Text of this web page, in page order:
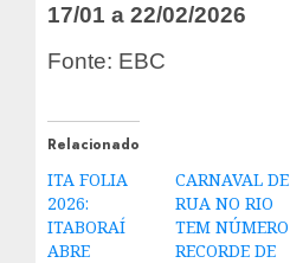
17/01 a 22/02/2026
Fonte: EBC
Relacionado
ITA FOLIA
2026:
ITABORAÍ
ABRE
CARNAVAL DE
RUA NO RIO
TEM NÚMERO
RECORDE DE